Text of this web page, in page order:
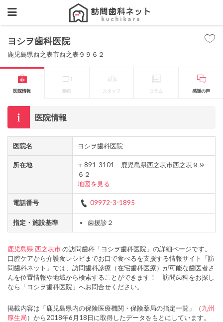
ヨシヲ歯科医院
鹿児島県西之表市西之表９９６２
医院情報 動画 スタッフ コラム 感謝の声
医院情報
医院名 ヨシヲ歯科医院
所在地
〒891-3101 鹿児島県西之表市西之表９９
６２
地図を見る
電話番号 09972-3-1895
指定・施設基準 歯援診２
鹿児島県 西之表市の訪問歯科「ヨシヲ歯科医院」の詳細ページです。
口腔ケアから介護食レシピまでお口で食べるを支援する情報サイト「訪
問歯科ネット」では、訪問歯科診療（在宅歯科医療）が可能な歯医者さ
んを位置情報や地域から検索することができます！ 訪問歯科をお探し
なら「ヨシヲ歯科医院」へお問合せください。
掲載内容は「鹿児島県内の保険医療機関・保険薬局の指定一覧」（九州
厚生局）から2018年6月18日に取得したデータをもとにしています。